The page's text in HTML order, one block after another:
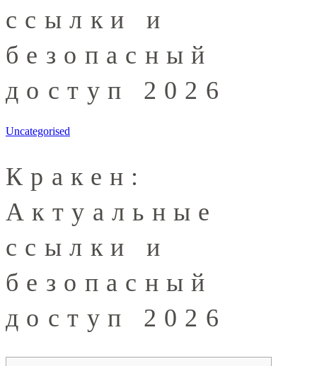
ссылки и
безопасный
доступ 2026
Uncategorised
Кракен:
Актуальные
ссылки и
безопасный
доступ 2026